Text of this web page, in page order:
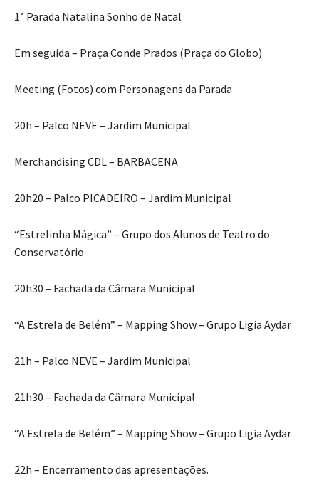
1ª Parada Natalina Sonho de Natal
Em seguida – Praça Conde Prados (Praça do Globo)
Meeting (Fotos) com Personagens da Parada
20h – Palco NEVE – Jardim Municipal
Merchandising CDL – BARBACENA
20h20 – Palco PICADEIRO – Jardim Municipal
“Estrelinha Mágica” – Grupo dos Alunos de Teatro do
Conservatório
20h30 – Fachada da Câmara Municipal
“A Estrela de Belém” – Mapping Show – Grupo Ligia Aydar
21h – Palco NEVE – Jardim Municipal
21h30 – Fachada da Câmara Municipal
“A Estrela de Belém” – Mapping Show – Grupo Ligia Aydar
22h – Encerramento das apresentações.